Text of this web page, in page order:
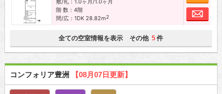
敷/礼：1.0ヶ月/1.0ヶ月
階 数：4階
間/広：1DK 28.82m2
お
全ての空室情報を表示 その他 5 件
コンフォリア豊洲 【08月07日更新】